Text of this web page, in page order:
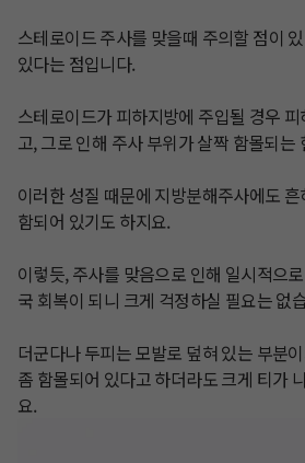
스테로이드 주사를 맞을때 주의할 점이
있다는 점입니다.
스테로이드가 피하지방에 주입될 경우
고, 그로 인해 주사 부위가 살짝 함몰되는
이러한 성질 때문에 지방분해주사에도
함되어 있기도 하지요.
이렇듯, 주사를 맞음으로 인해 일시적으
국 회복이 되니 크게 걱정하실 필요는 없
더군다나 두피는 모발로 덮혀 있는 부분
좀 함몰되어 있다고 하더라도 크게 티가
요.